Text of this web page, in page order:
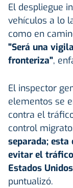
El despliegue
vehículos a lo
como en
"Será una
fronteriza",
El inspector
elementos se
contra el
control
separada; esta
evitar el
Estados
puntualizó.